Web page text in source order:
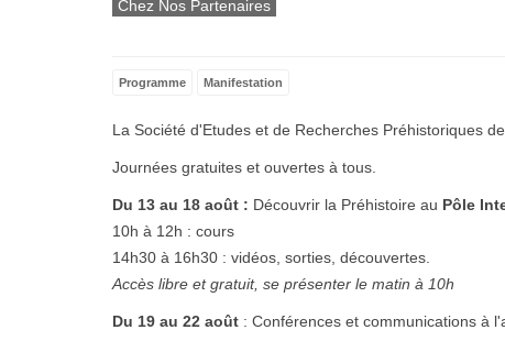
Chez Nos Partenaires
Programme Manifestation
La Société d'Etudes et de Recherches Préhistoriques
Journées gratuites et ouvertes à tous.
Du 13 au 18 août : Découvrir la Préhistoire au Pôle
10h à 12h : cours
14h30 à 16h30 : vidéos, sorties, découvertes.
Accès libre et gratuit, se présenter le matin à 10h
Du 19 au 22 août : Conférences et communications à